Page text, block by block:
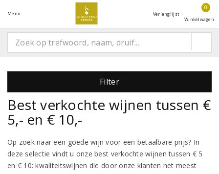
Menu Verlanglijst
0
Winkelwagen
Filter
Best verkochte wijnen tussen €
5,- en € 10,-
Op zoek naar een goede wijn voor een betaalbare prijs? In
deze selectie vindt u onze best verkochte wijnen tussen € 5
en € 10: kwaliteitswijnen die door onze klanten het meest